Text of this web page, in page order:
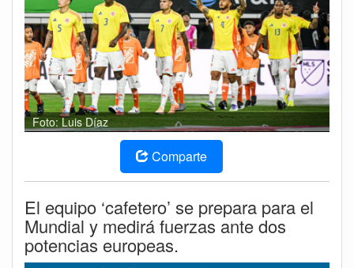
Foto: Luis Díaz
Comparte
El equipo ‘cafetero’ se prepara para el
Mundial y medirá fuerzas ante dos
potencias europeas.